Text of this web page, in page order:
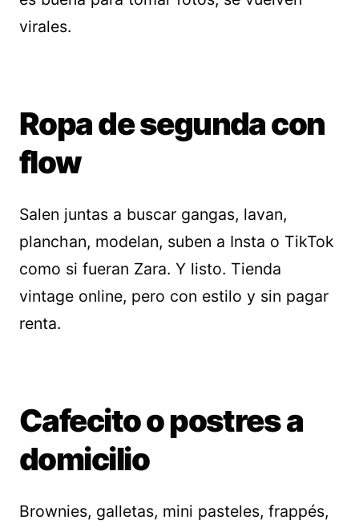
virales.
Ropa de segunda con
flow
Salen juntas a buscar gangas, lavan,
planchan, modelan, suben a Insta o TikTok
como si fueran Zara. Y listo. Tienda
vintage online, pero con estilo y sin pagar
renta.
Cafecito o postres a
domicilio
Brownies, galletas, mini pasteles, frappés,